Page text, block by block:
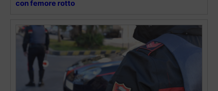
con femore rotto